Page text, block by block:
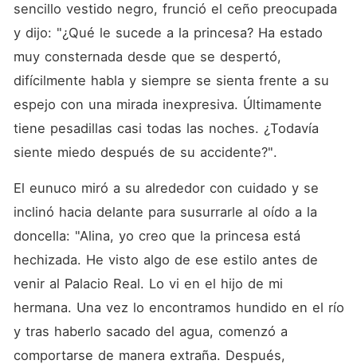
sencillo vestido negro, frunció el ceño preocupada
y dijo: "¿Qué le sucede a la princesa? Ha estado
muy consternada desde que se despertó,
difícilmente habla y siempre se sienta frente a su
espejo con una mirada inexpresiva. Últimamente
tiene pesadillas casi todas las noches. ¿Todavía
siente miedo después de su accidente?".
El eunuco miró a su alrededor con cuidado y se
inclinó hacia delante para susurrarle al oído a la
doncella: "Alina, yo creo que la princesa está
hechizada. He visto algo de ese estilo antes de
venir al Palacio Real. Lo vi en el hijo de mi
hermana. Una vez lo encontramos hundido en el río
y tras haberlo sacado del agua, comenzó a
comportarse de manera extraña. Después,